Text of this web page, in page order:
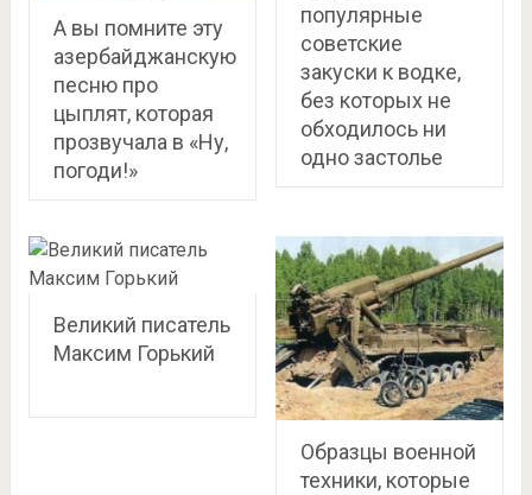
А вы помните эту
азербайджанскую
песню про
цыплят, которая
прозвучала в «Ну,
погоди!»
популярные
советские
закуски к водке,
без которых не
обходилось ни
одно застолье
Великий писатель
Максим Горький
Образцы военной
техники, которые